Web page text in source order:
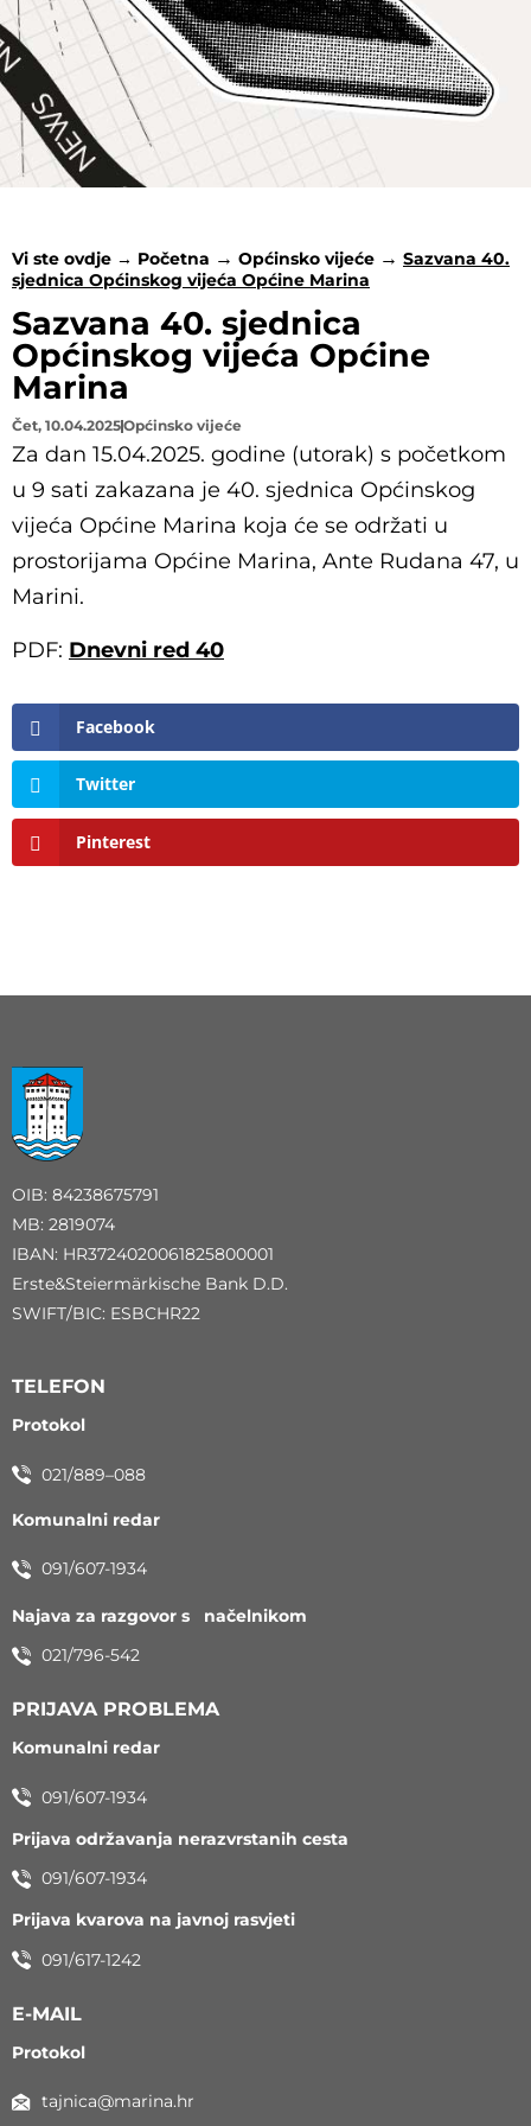
Vi ste ovdje → Početna Općinsko vijeće
Sazvana 40.
sjednica Općinskog vijeća Općine Marina
Sazvana 40. sjednica
Općinskog vijeća Općine
Marina
Čet, 10.04.2025Općinsko vijeće
Za dan 15.04.2025. godine (utorak) s početkom
u 9 sati zakazana je 40. sjednica Općinskog
vijeća Općine Marina koja će se održati u
prostorijama Općine Marina, Ante Rudana 47, u
Marini.
PDF: Dnevni red 40
Facebook
Twitter
Pinterest
OIB: 84238675791
MB: 2819074
IBAN: HR3724020061825800001
Erste&Steiermärkische Bank D.D.
SWIFT/BIC: ESBCHR22
TELEFON
Protokol
021/889–088
Komunalni redar
091/607-1934
Najava za razgovor s načelnikom
021/796-542
PRIJAVA PROBLEMA
Komunalni redar
091/607-1934
Prijava održavanja nerazvrstanih cesta
091/607-1934
Prijava kvarova na javnoj rasvjeti
091/617-1242
E-MAIL
Protokol
tajnica@marina.hr